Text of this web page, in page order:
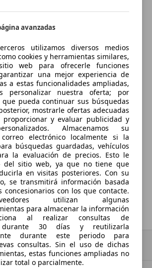
hace responsable de la exactitud de la
avanzadas
utilizamos diversos medios
cookies y herramientas similares,
web para ofrecerle funciones
una mejor experiencia de
a estas funcionalidades ampliadas,
personalizar nuestra oferta; por
pueda continuar sus búsquedas
mostrarle ofertas adecuadas
y evaluar publicidad y
Almacenamos su
electrónico localmente si la
búsquedas guardadas, vehículos
la evaluación de precios. Esto le
del sitio web, ya que no tiene que
en visitas posteriores. Con su
se transmitirá información basada
concesionarios con los que contacte.
utilizan algunas
para almacenar la información
al realizar consultas de
durante 30 días y reutilizarla
durante este periodo para
consultas. Sin el uso de dichas
estas funciones ampliadas no
total o parcialmente.